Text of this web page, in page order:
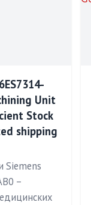
Unit
Stock
shipping
Siemens
–